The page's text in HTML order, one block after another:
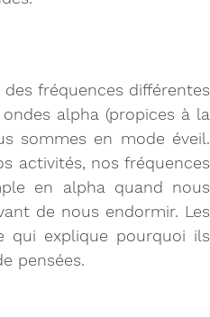
fréquences différentes
alpha (propices à la
sommes en mode éveil.
activités, nos fréquences
en alpha quand nous
de nous endormir. Les
qui explique pourquoi ils
pensées.